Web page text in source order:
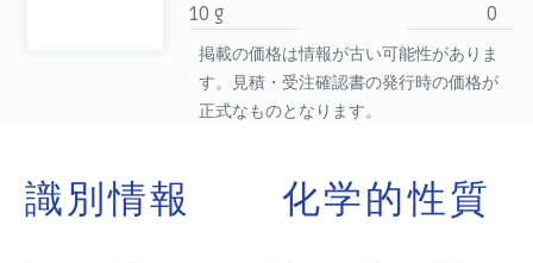
10 g
0
掲載の価格は情報が古い可能性がありま
す。見積・受注確認書の発行時の価格が
正式なものとなります。
識別情報 化学的性質